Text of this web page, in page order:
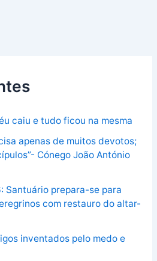
caiu e tudo ficou na mesma
apenas de muitos devotos;
Cónego João António
Santuário prepara-se para
com restauro do altar-
inventados pelo medo e